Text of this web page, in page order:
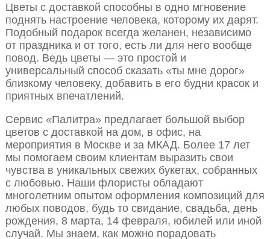
Цветы с доставкой способны в одно мгновение
поднять настроение человека, которому их дарят.
Подобный подарок всегда желанен, независимо
от праздника и от того, есть ли для него вообще
повод. Ведь цветы — это простой и
универсальный способ сказать «ты мне дорог»
близкому человеку, добавить в его будни красок и
приятных впечатлений.
Сервис «Палитра» предлагает большой выбор
цветов с доставкой на дом, в офис, на
мероприятия в Москве и за МКАД. Более 17 лет
мы помогаем своим клиентам выразить свои
чувства в уникальных свежих букетах, собранных
с любовью. Наши флористы обладают
многолетним опытом оформления композиций для
любых поводов, будь то свидание, свадьба, день
рождения, 8 марта, 14 февраля, юбилей или иной
случай. Мы знаем, как можно порадовать